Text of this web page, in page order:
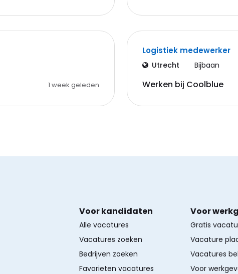
1 week geleden
Logistiek medewerker
Utrecht Bijbaan
Werken bij Coolblue
Voor kandidaten
Alle vacatures
Vacatures zoeken
Bedrijven zoeken
Favorieten vacatures
Voor
Gratis
Vacature
Vacatures
Voor